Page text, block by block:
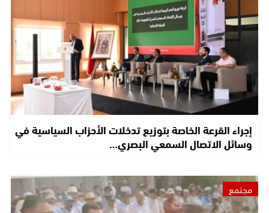
إجراء القرعة الخاصة بتوزيع تدخلات الأحزاب السياسية في
وسائل الاتصال السمعي البصري…
مجتمع